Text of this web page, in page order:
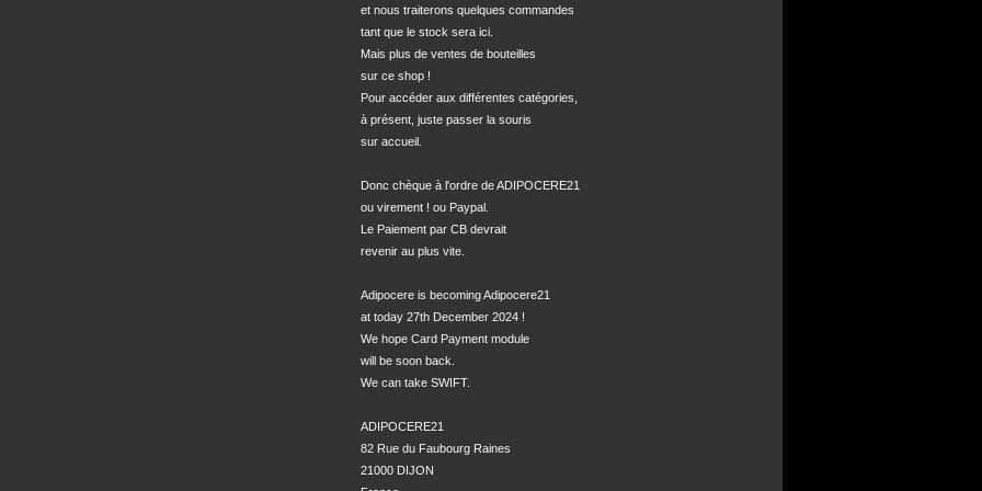
et nous traiterons quelques commandes
tant que le stock sera ici.
Mais plus de ventes de bouteilles
sur ce shop !
Pour accéder aux différentes catégories,
à présent, juste passer la souris
sur accueil.
Donc chèque à l'ordre de ADIPOCERE21
ou virement ! ou Paypal.
Le Paiement par CB devrait
revenir au plus vite.
Adipocere is becoming Adipocere21
at today 27th December 2024 !
We hope Card Payment module
will be soon back.
We can take SWIFT.
ADIPOCERE21
82 Rue du Faubourg Raines
21000 DIJON